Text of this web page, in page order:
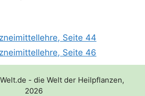
Seite 44
Seite 46
- die Welt der Heilpflanzen,
2026